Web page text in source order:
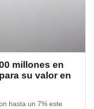
millones en
su valor en
hasta un 7% este